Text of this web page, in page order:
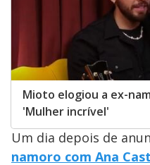
Mioto elogiou a ex-
'Mulher incrível'
Um dia depois de
namoro com Ana